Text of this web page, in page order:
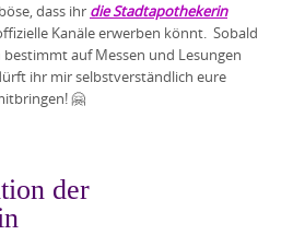
dass ihr die Stadtapothekerin
Kanäle erwerben könnt. Sobald
auf Messen und Lesungen
ihr mir selbstverständlich eure
🤗
der